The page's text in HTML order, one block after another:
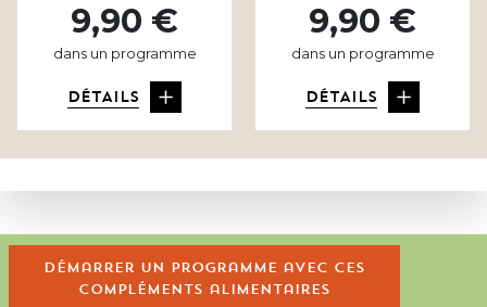
9,90 €
dans un programme
DÉTAILS
9,90 €
dans un programme
DÉTAILS
Démarrer un programme avec ces
compléments alimentaires